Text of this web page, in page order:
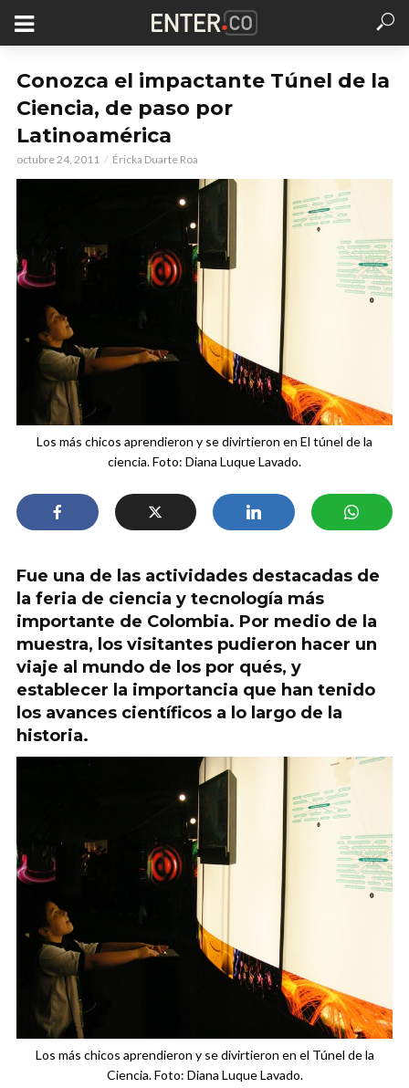
Conozca el impactante Túnel de la
Ciencia, de paso por
Latinoamérica
octubre 24, 2011 Éricka Duarte Roa
Los más chicos aprendieron y se divirtieron en El túnel de la
ciencia. Foto: Diana Luque Lavado.
Fue una de las actividades destacadas de
la feria de ciencia y tecnología más
importante de Colombia. Por medio de la
muestra, los visitantes pudieron hacer un
viaje al mundo de los por qués, y
establecer la importancia que han tenido
los avances científicos a lo largo de la
historia.
Los más chicos aprendieron y se divirtieron en el Túnel de la
Ciencia. Foto: Diana Luque Lavado.